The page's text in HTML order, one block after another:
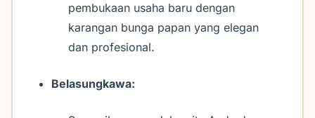
pembukaan usaha baru dengan
karangan bunga papan yang elegan
dan profesional.
Belasungkawa: